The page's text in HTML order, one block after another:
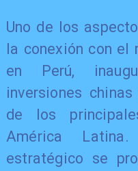
Uno de los
la conexión con el
en Perú,
inversiones
de los
América
estratégico se